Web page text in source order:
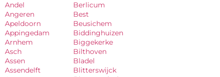
Andel
Angeren
Apeldoorn
Appingedam
Arnhem
Asch
Assen
Assendelft
Berlicum
Best
Beusichem
Biddinghuizen
Biggekerke
Bilthoven
Bladel
Blitterswijck